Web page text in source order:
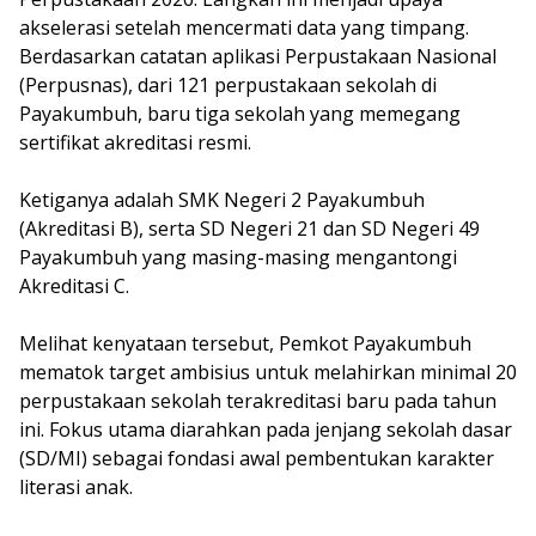
akselerasi setelah mencermati data yang timpang.
Berdasarkan catatan aplikasi Perpustakaan Nasional
(Perpusnas), dari 121 perpustakaan sekolah di
Payakumbuh, baru tiga sekolah yang memegang
sertifikat akreditasi resmi.
Ketiganya adalah SMK Negeri 2 Payakumbuh
(Akreditasi B), serta SD Negeri 21 dan SD Negeri 49
Payakumbuh yang masing-masing mengantongi
Akreditasi C.
Melihat kenyataan tersebut, Pemkot Payakumbuh
mematok target ambisius untuk melahirkan minimal 20
perpustakaan sekolah terakreditasi baru pada tahun
ini. Fokus utama diarahkan pada jenjang sekolah dasar
(SD/MI) sebagai fondasi awal pembentukan karakter
literasi anak.